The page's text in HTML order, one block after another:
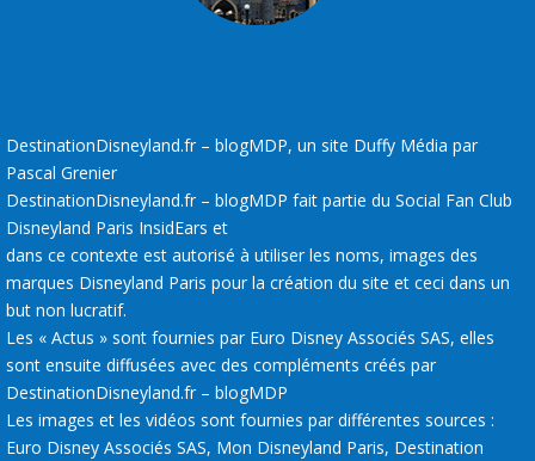
DestinationDisneyland.fr – blogMDP, un site Duffy Média par
Pascal Grenier
DestinationDisneyland.fr – blogMDP fait partie du Social Fan Club
Disneyland Paris InsidEars et
dans ce contexte est autorisé à utiliser les noms, images des
marques Disneyland Paris pour la création du site et ceci dans un
but non lucratif.
Les « Actus » sont fournies par Euro Disney Associés SAS, elles
sont ensuite diffusées avec des compléments créés par
DestinationDisneyland.fr – blogMDP
Les images et les vidéos sont fournies par différentes sources :
Euro Disney Associés SAS, Mon Disneyland Paris, Destination